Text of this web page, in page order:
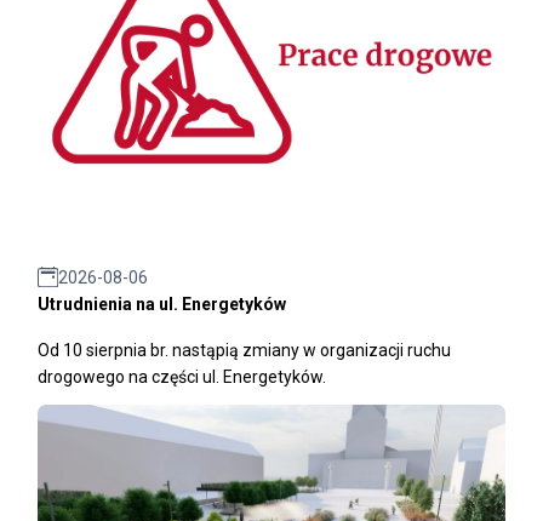
2026-08-06
Utrudnienia na ul. Energetyków
Od 10 sierpnia br. nastąpią zmiany w organizacji ruchu
drogowego na części ul. Energetyków.